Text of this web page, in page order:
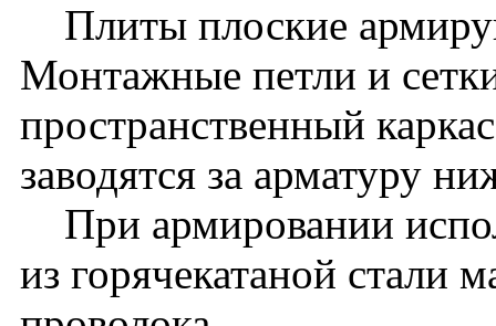
Плиты плоские
Монтажные петли и
пространственный
заводятся за арматуру
При армировании
из горячекатаной стали